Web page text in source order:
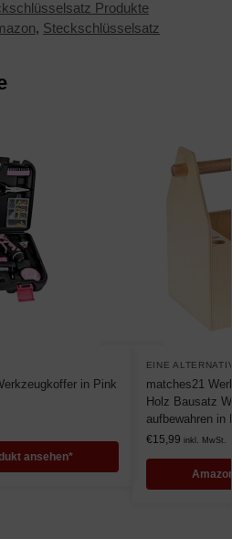
Produkte
, Steckschlüsselsatz
in Pink
ansehen*
EINE
matches21
Holz Bausatz
aufbewahren in
€15,99 inkl. MwSt.